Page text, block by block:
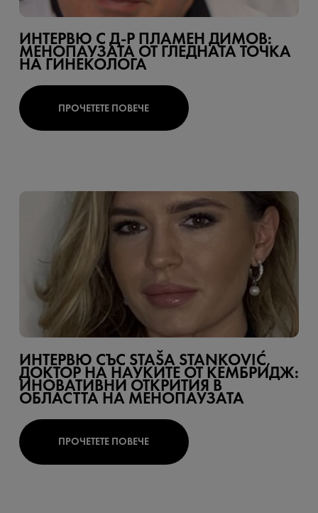
ИНТЕРВЮ С Д-Р ПЛАМЕН ДИМОВ:
МЕНОПАУЗАТА ОТ ГЛЕДНАТА ТОЧКА
НА ГИНЕКОЛОГА
ПРОЧЕТЕТЕ ПОВЕЧЕ
ИНТЕРВЮ СЪС STAŠA STANKOVIĆ,
ДОКТОР НА НАУКИТЕ ОТ КЕМБРИДЖ:
ИНОВАТИВНИ ОТКРИТИЯ В
ОБЛАСТТА НА МЕНОПАУЗАТА
ПРОЧЕТЕТЕ ПОВЕЧЕ